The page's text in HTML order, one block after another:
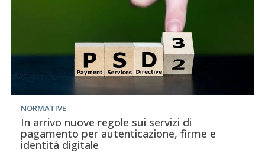
NORMATIVE
In arrivo nuove regole sui servizi di
pagamento per autenticazione, firme e
identità digitale